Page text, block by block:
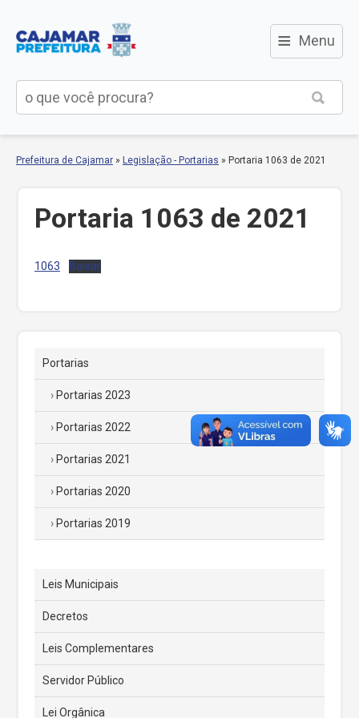
≡ Menu
Prefeitura de Cajamar » Legislação - Portarias » Portaria 1063 de 2021
Portaria 1063 de 2021
1063 Baixar
Portarias
Portarias 2023
Portarias 2022
Portarias 2021
Portarias 2020
Portarias 2019
Leis Municipais
Decretos
Leis Complementares
Servidor Público
Lei Orgânica